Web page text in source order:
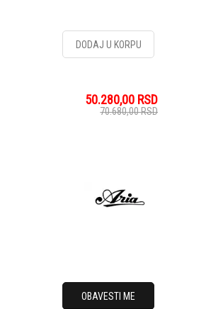
DODAJ U KORPU
50.280,00 RSD
70.680,00RSD
OBAVESTI ME